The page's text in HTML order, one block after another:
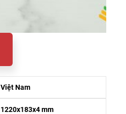
Việt Nam
1220x183x4 mm